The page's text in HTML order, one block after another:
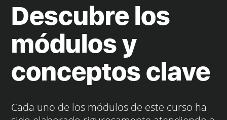
Descubre los
módulos y
conceptos clave
Cada uno de los módulos de este curso ha